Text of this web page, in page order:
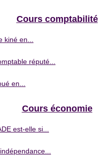
Cours comptabilité
kiné en...
réputé...
en...
Cours économie
est-elle si...